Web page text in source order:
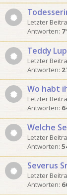
Letzter
Antworten:
Teddy
Letzter
Antworten:
Wo habt
Letzter
Antworten:
Welche
Letzter
Antworten:
Severus
Letzter
Antworten: